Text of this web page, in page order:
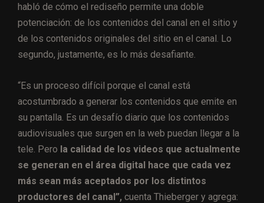
habló de cómo el rediseño permite una doble
potenciación: de los contenidos del canal en el sitio y
de los contenidos originales del sitio en el canal. Lo
segundo, justamente, es lo más desafiante.
“Es un proceso difícil porque el canal está
acostumbrado a generar los contenidos que emite en
su pantalla. Es un desafío diario que los contenidos
audiovisuales que surgen en la web puedan llegar a la
tele. Pero la calidad de los videos que actualmente
se generan en el área digital hace que cada vez
más sean más aceptados por los distintos
productores del canal”, cuenta Thieberger y agrega: